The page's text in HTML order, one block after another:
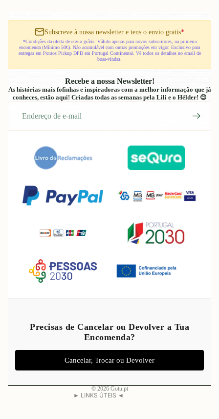
Subscreve à nossa newsletter e tens o envio gratis*
*Condições da oferta de envio grátis: Válido apenas para novos subscritores, na primeira
encomenda (Mínimo 50€). Não acumulável com outras promoções em vigor. Exclusivo para
entregas em Pontos Pickup DPD em Portugal Continental. Vê todos os detalhes no email de
boas-vindas.
Recebe a nossa Newsletter!
As histórias mais fofinhas e inspiradoras com a melhor informação que já
conheces, estão aqui! Criadas todas as semanas pela Lili e o Hélder! 😊
Precisas de Cancelar ou Devolver a Tua
Encomenda?
Cancelar, Trocar ou Devolver
© 2026 Gotu.pt
► LINKS ÚTEIS ◄
Política de privacidade
Termos do serviço
Política de envio
Aviso legal